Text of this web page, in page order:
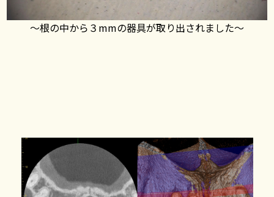
〜根の中から３mmの器具が取り出されました〜